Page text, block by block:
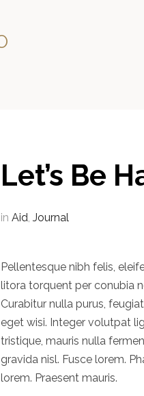
Let’s Be
in Aid, Journal
Pellentesque nibh felis,
litora torquent per conubia
Curabitur nulla purus,
eget wisi. Integer volutpat
tristique, mauris nulla
gravida nisl. Fusce lorem.
lorem. Praesent mauris.